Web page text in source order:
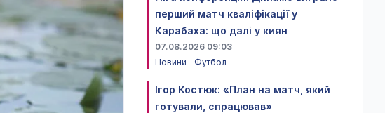
перший матч кваліфікації у
Карабаха: що далі у киян
07.08.2026 09:03
Новини
Футбол
Ігор Костюк: «План на матч, який
готували, спрацював»